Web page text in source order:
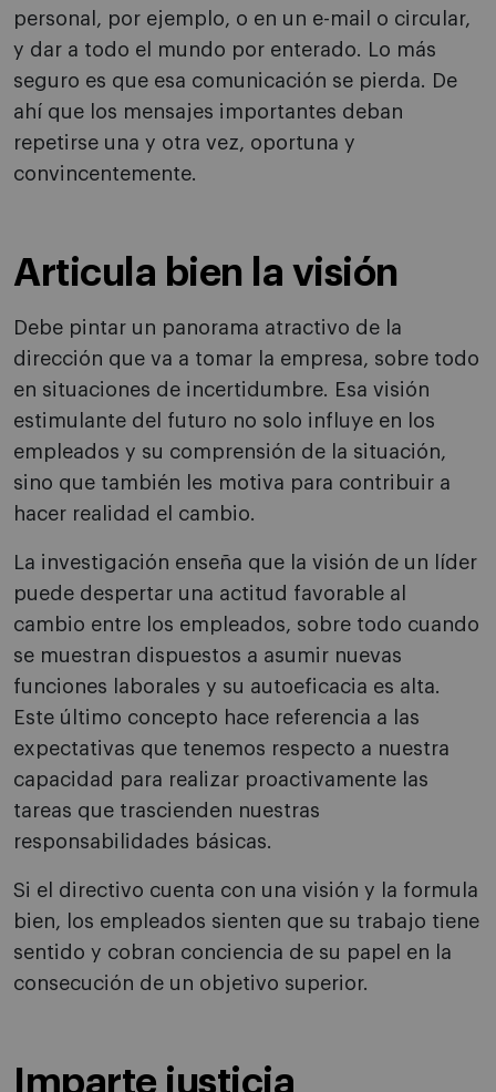
personal, por ejemplo, o en un e-mail o circular,
y dar a todo el mundo por enterado. Lo más
seguro es que esa comunicación se pierda. De
ahí que los mensajes importantes deban
repetirse una y otra vez, oportuna y
convincentemente.
Articula bien la visión
Debe pintar un panorama atractivo de la
dirección que va a tomar la empresa, sobre todo
en situaciones de incertidumbre. Esa visión
estimulante del futuro no solo influye en los
empleados y su comprensión de la situación,
sino que también les motiva para contribuir a
hacer realidad el cambio.
La investigación enseña que la visión de un líder
puede despertar una actitud favorable al
cambio entre los empleados, sobre todo cuando
se muestran dispuestos a asumir nuevas
funciones laborales y su autoeficacia es alta.
Este último concepto hace referencia a las
expectativas que tenemos respecto a nuestra
capacidad para realizar proactivamente las
tareas que trascienden nuestras
responsabilidades básicas.
Si el directivo cuenta con una visión y la formula
bien, los empleados sienten que su trabajo tiene
sentido y cobran conciencia de su papel en la
consecución de un objetivo superior.
Imparte justicia